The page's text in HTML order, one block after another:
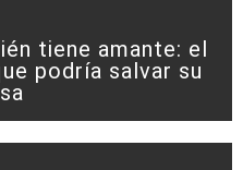
tiene amante: el
podría salvar su